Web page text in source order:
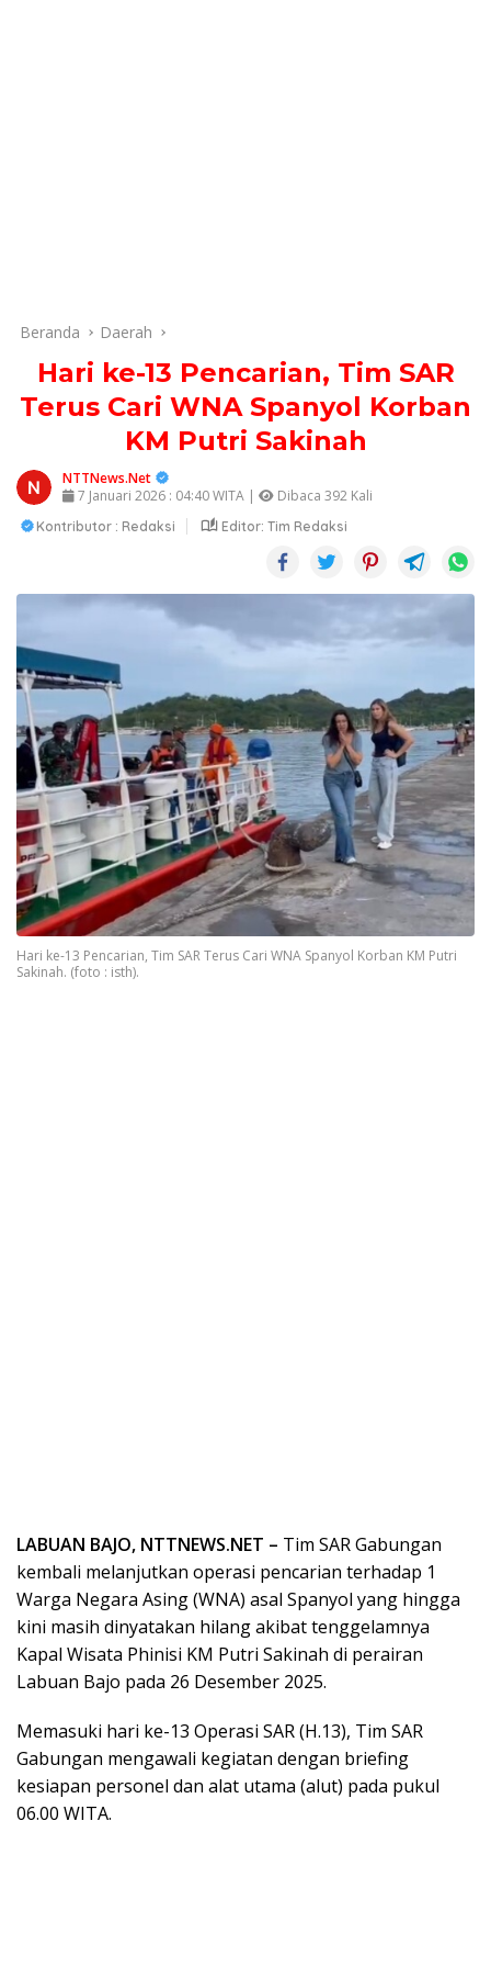
Beranda Daerah
Hari ke-13 Pencarian, Tim SAR
Terus Cari WNA Spanyol Korban
KM Putri Sakinah
NTTNews.Net
7 Januari 2026 : 04:40 WITA |
Dibaca 392 Kali
Kontributor : Redaksi Editor: Tim Redaksi
Hari ke-13 Pencarian, Tim SAR Terus Cari WNA Spanyol Korban KM Putri
Sakinah. (foto : isth).
LABUAN BAJO, NTTNEWS.NET – Tim SAR Gabungan
kembali melanjutkan operasi pencarian terhadap 1
Warga Negara Asing (WNA) asal Spanyol yang hingga
kini masih dinyatakan hilang akibat tenggelamnya
Kapal Wisata Phinisi KM Putri Sakinah di perairan
Labuan Bajo pada 26 Desember 2025.
Memasuki hari ke-13 Operasi SAR (H.13), Tim SAR
Gabungan mengawali kegiatan dengan briefing
kesiapan personel dan alat utama (alut) pada pukul
06.00 WITA.